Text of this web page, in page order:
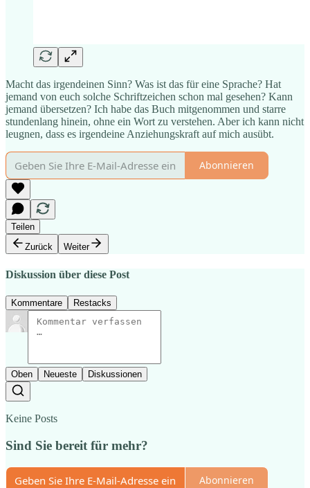
Macht das irgendeinen Sinn? Was ist das für eine Sprache? Hat
jemand von euch solche Schriftzeichen schon mal gesehen? Kann
jemand übersetzen? Ich habe das Buch mitgenommen und starre
stundenlang hinein, ohne ein Wort zu verstehen. Aber ich kann nicht
leugnen, dass es irgendeine Anziehungskraft auf mich ausübt.
Abonnieren
Teilen
Zurück
Weiter
Diskussion über diese Post
Kommentare Restacks
Oben Neueste Diskussionen
Keine Posts
Sind Sie bereit für mehr?
Abonnieren